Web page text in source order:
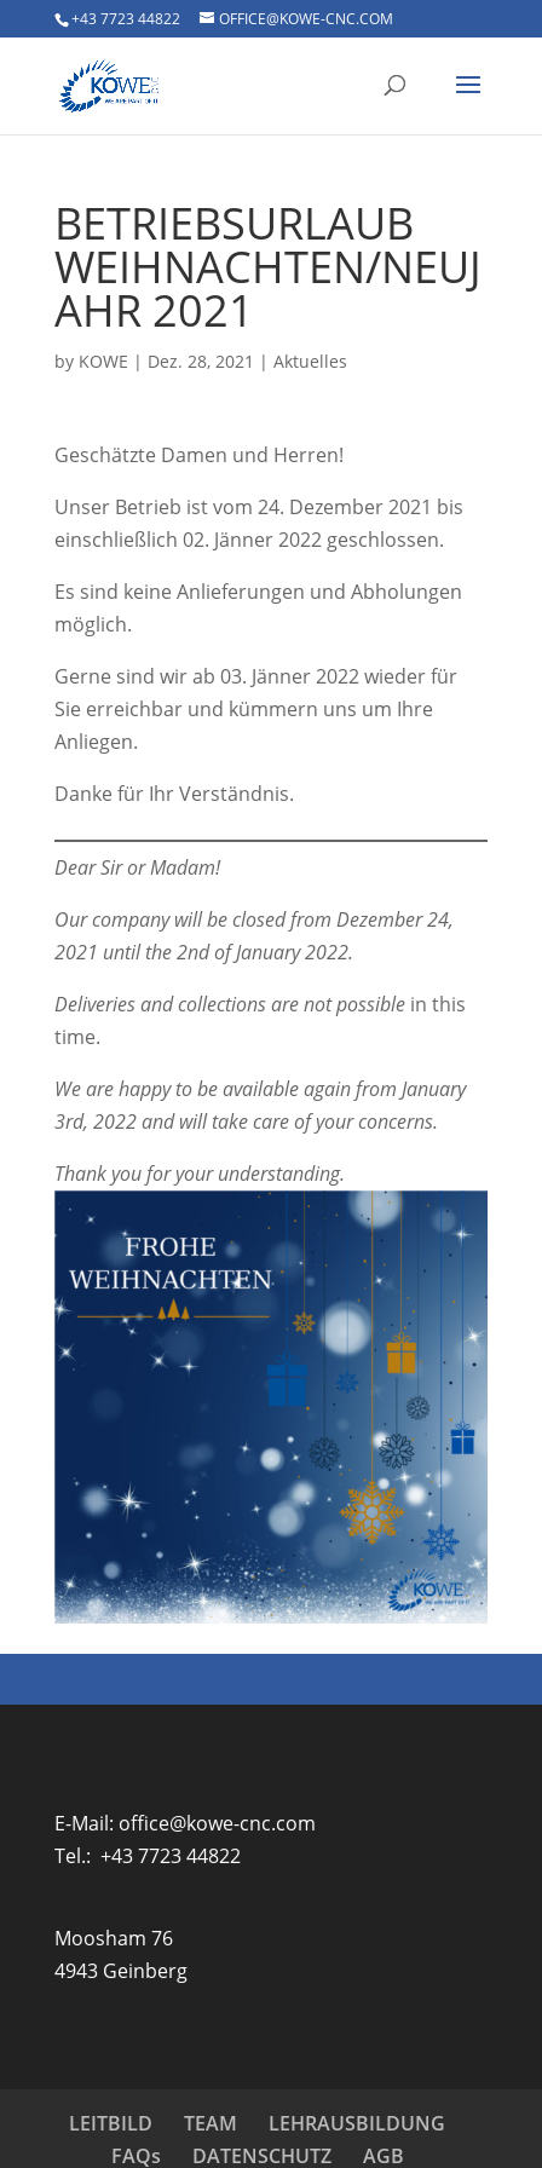
+43 7723 44822 OFFICE@KOWE-CNC.COM
BETRIEBSURLAUB
WEIHNACHTEN/NEUJ
AHR 2021
by KOWE | Dez. 28, 2021 | Aktuelles
Geschätzte Damen und Herren!
Unser Betrieb ist vom 24. Dezember 2021 bis
einschließlich 02. Jänner 2022 geschlossen.
Es sind keine Anlieferungen und Abholungen
möglich.
Gerne sind wir ab 03. Jänner 2022 wieder für
Sie erreichbar und kümmern uns um Ihre
Anliegen.
Danke für Ihr Verständnis.
Dear Sir or Madam!
Our company will be closed from Dezember 24,
2021 until the 2nd of January 2022.
Deliveries and collections are not possiblein this
time.
We are happy to be available again from January
3rd, 2022 and will take care of your concerns.
Thank you for your understanding.
E-Mail: office@kowe-cnc.com
Tel.: +43 7723 44822
Moosham 76
4943 Geinberg
LEITBILD TEAM
LEHRAUSBILDUNG
FAQs
DATENSCHUTZ AGB